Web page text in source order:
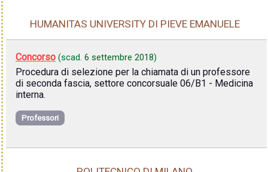
HUMANITAS UNIVERSITY DI PIEVE EMANUELE
Concorso (scad. 6 settembre 2018)
Procedura di selezione per la chiamata di un professore
di seconda fascia, settore concorsuale 06/B1 - Medicina
interna.
Professori